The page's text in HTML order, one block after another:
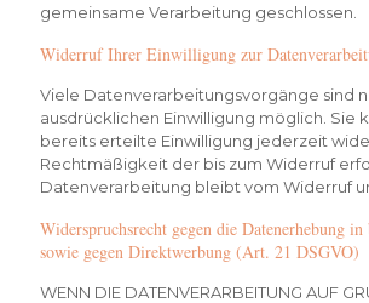
gemeinsame Verarbeitung geschlossen.
Widerruf Ihrer Einwilligung zur
Viele Datenverarbeitungsvorgänge sind
ausdrücklichen Einwilligung möglich. Sie
bereits erteilte Einwilligung jederzeit
Rechtmäßigkeit der bis zum Widerruf
Datenverarbeitung bleibt vom Widerruf
Widerspruchsrecht gegen die Datenerhebung in
sowie gegen Direktwerbung (Art. 21 DSGVO)
WENN DIE DATENVERARBEITUNG AUF